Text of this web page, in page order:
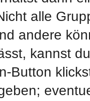
alle
andere
kannst
Button